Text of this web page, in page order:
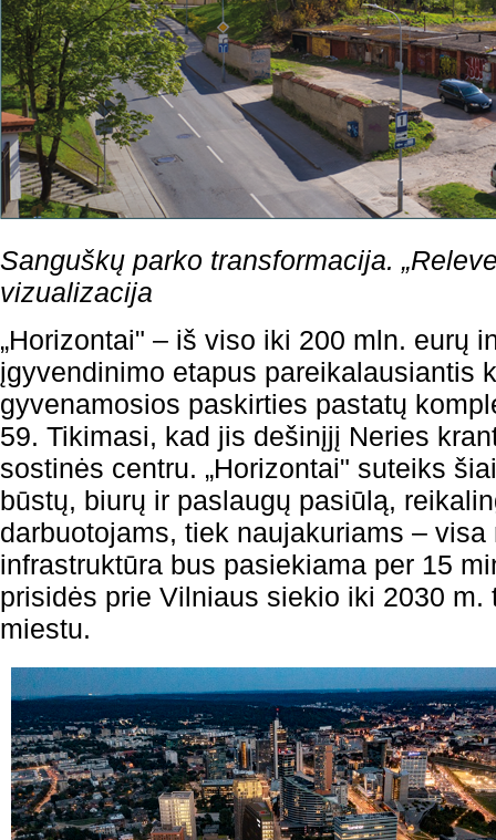
Sanguškų parko transformacija.
vizualizacija
„Horizontai" – iš viso iki 200 mln. eurų
įgyvendinimo etapus pareikalausiantis
gyvenamosios paskirties pastatų
59. Tikimasi, kad jis dešinįjį Neries
sostinės centru. „Horizontai" suteiks
būstų, biurų ir paslaugų pasiūlą,
darbuotojams, tiek naujakuriams –
infrastruktūra bus pasiekiama per 15
prisidės prie Vilniaus siekio iki 2030 m.
miestu.